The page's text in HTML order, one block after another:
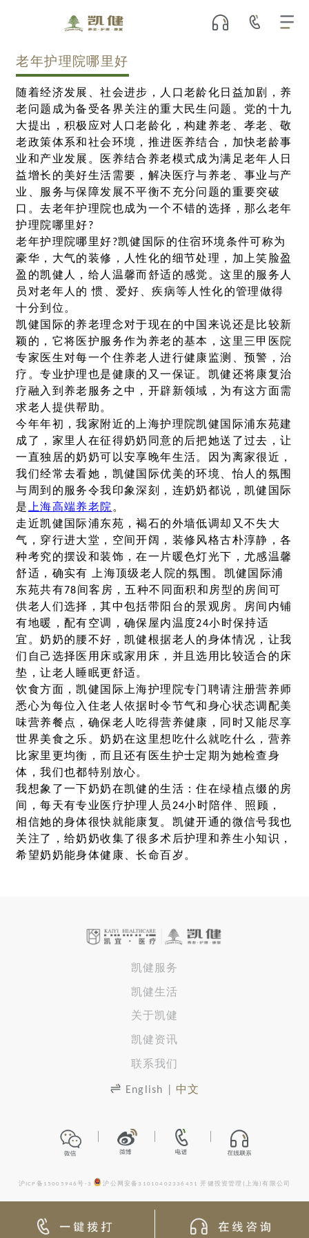
老年护理院哪里好
随着经济发展、社会进步，人口老龄化日益加剧，养
老问题成为备受各界关注的重大民生问题。党的十九
大提出，积极应对人口老龄化，构建养老、孝老、敬
老政策体系和社会环境，推进医养结合，加快老龄事
业和产业发展。医养结合养老模式成为满足老年人日
益增长的美好生活需要，解决医疗与养老、事业与产
业、服务与保障发展不平衡不充分问题的重要突破
口。去老年护理院也成为一个不错的选择，那么老年
护理院哪里好?
老年护理院哪里好?凯健国际的住宿环境条件可称为
豪华，大气的装修，人性化的细节处理，加上笑脸盈
盈的凯健人，给人温馨而舒适的感觉。这里的服务人
员对老年人的 惯、爱好、疾病等人性化的管理做得
十分到位。
凯健国际的养老理念对于现在的中国来说还是比较新
颖的，它将医护服务作为养老的基本，这里三甲医院
专家医生对每一个住养老人进行健康监测、预警，治
疗。专业护理也是健康的又一保证。凯健还将康复治
疗融入到养老服务之中，开辟新领域，为有这方面需
求老人提供帮助。
今年年初，我家附近的上海护理院凯健国际浦东苑建
成了，家里人在征得奶奶同意的后把她送了过去，让
一直独居的奶奶可以安享晚年生活。因为离家很近，
我们经常去看她，凯健国际优美的环境、怡人的氛围
与周到的服务令我印象深刻，连奶奶都说，凯健国际
是上海高端养老院。
走近凯健国际浦东苑，褐石的外墙低调却又不失大
气，穿行进大堂，空间开阔，装修风格古朴淳静，各
种考究的摆设和装饰，在一片暖色灯光下，尤感温馨
舒适，确实有 上海顶级老人院的氛围。凯健国际浦
东苑共有78间客房，五种不同面积和房型的房间可
供老人们选择，其中包括带阳台的景观房。房间内铺
有地暖，配有空调，确保屋内温度24小时保持适
宜。奶奶的腰不好，凯健根据老人的身体情况，让我
们自己选择医用床或家用床，并且选用比较适合的床
垫，让老人睡眠更舒适。
饮食方面，凯健国际上海护理院专门聘请注册营养师
悉心为每位入住老人依据时令节气和身心状态调配美
味营养餐点，确保老人吃得营养健康，同时又能尽享
世界美食之乐。奶奶在这里想吃什么就吃什么，营养
比家里更均衡，而且还有医生护士定期为她检查身
体，我们也都特别放心。
我想象了一下奶奶在凯健的生活：住在绿植点缀的房
间，每天有专业医疗护理人员24小时陪伴、照顾，
相信她的身体很快就能康复。凯健开通的微信号我也
关注了，给奶奶收集了很多术后护理和养生小知识，
希望奶奶能身体健康、长命百岁。
沪ICP备15005946号-3 沪公网安备31010402336451 开健投资管理(上海)有限公司
凯健服务
凯健生活
关于凯健
凯健资讯
联系我们
English 中文